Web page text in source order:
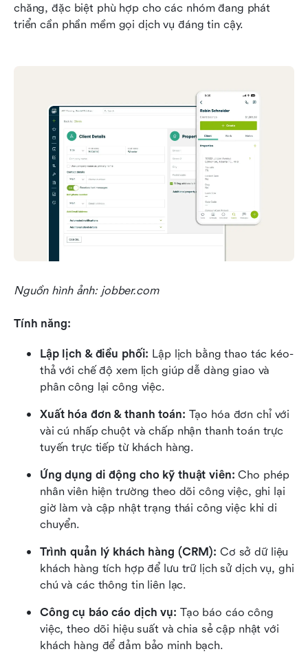
chăng, đặc biệt phù hợp cho các nhóm đang phát
triển cần phần mềm gọi dịch vụ đáng tin cậy.
Nguồn hình ảnh: jobber.com
Tính năng:
Lập lịch & điều phối: Lập lịch bằng thao tác kéo-
thả với chế độ xem lịch giúp dễ dàng giao và
phân công lại công việc.
Xuất hóa đơn & thanh toán: Tạo hóa đơn chỉ với
vài cú nhấp chuột và chấp nhận thanh toán trực
tuyến trực tiếp từ khách hàng.
Ứng dụng di động cho kỹ thuật viên: Cho phép
nhân viên hiện trường theo dõi công việc, ghi lại
giờ làm và cập nhật trạng thái công việc khi di
chuyển.
Trình quản lý khách hàng (CRM): Cơ sở dữ liệu
khách hàng tích hợp để lưu trữ lịch sử dịch vụ, ghi
chú và các thông tin liên lạc.
Công cụ báo cáo dịch vụ: Tạo báo cáo công
việc, theo dõi hiệu suất và chia sẻ cập nhật với
khách hàng để đảm bảo minh bạch.